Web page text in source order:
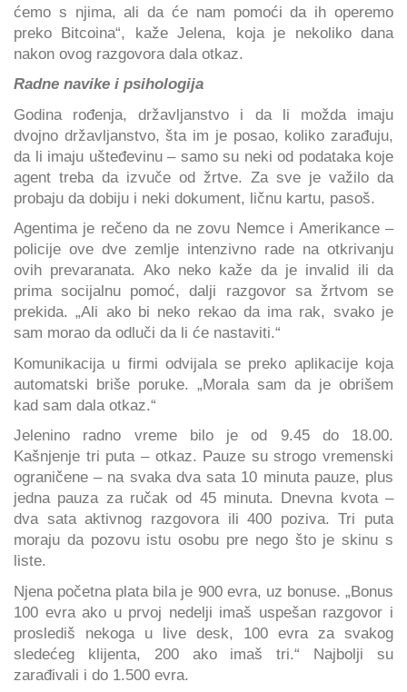
ćemo s njima, ali da će nam pomoći da ih operemo
preko Bitcoina“, kaže Jelena, koja je nekoliko dana
nakon ovog razgovora dala otkaz.
Radne navike i psihologija
Godina rođenja, državljanstvo i da li možda imaju
dvojno državljanstvo, šta im je posao, koliko zarađuju,
da li imaju ušteđevinu – samo su neki od podataka koje
agent treba da izvuče od žrtve. Za sve je važilo da
probaju da dobiju i neki dokument, ličnu kartu, pasoš.
Agentima je rečeno da ne zovu Nemce i Amerikance –
policije ove dve zemlje intenzivno rade na otkrivanju
ovih prevaranata. Ako neko kaže da je invalid ili da
prima socijalnu pomoć, dalji razgovor sa žrtvom se
prekida. „Ali ako bi neko rekao da ima rak, svako je
sam morao da odluči da li će nastaviti.“
Komunikacija u firmi odvijala se preko aplikacije koja
automatski briše poruke. „Morala sam da je obrišem
kad sam dala otkaz.“
Jelenino radno vreme bilo je od 9.45 do 18.00.
Kašnjenje tri puta – otkaz. Pauze su strogo vremenski
ograničene – na svaka dva sata 10 minuta pauze, plus
jedna pauza za ručak od 45 minuta. Dnevna kvota –
dva sata aktivnog razgovora ili 400 poziva. Tri puta
moraju da pozovu istu osobu pre nego što je skinu s
liste.
Njena početna plata bila je 900 evra, uz bonuse. „Bonus
100 evra ako u prvoj nedelji imaš uspešan razgovor i
proslediš nekoga u live desk, 100 evra za svakog
sledećeg klijenta, 200 ako imaš tri.“ Najbolji su
zarađivali i do 1.500 evra.